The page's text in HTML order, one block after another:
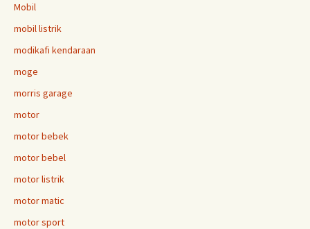
Mobil
mobil listrik
modikafi kendaraan
moge
morris garage
motor
motor bebek
motor bebel
motor listrik
motor matic
motor sport